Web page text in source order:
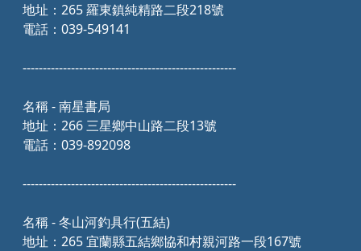
地址：265 羅東鎮純精路二段218號
電話：039-549141
-----------------------------------------------------
名稱 - 南星書局
地址：266 三星鄉中山路二段13號
電話：039-892098
-----------------------------------------------------
名稱 - 冬山河釣具行(五結)
地址：265 宜蘭縣五結鄉協和村親河路一段167號